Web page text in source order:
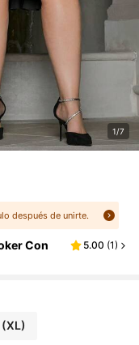
1/7
después de unirte.
Con
5.00 (1)